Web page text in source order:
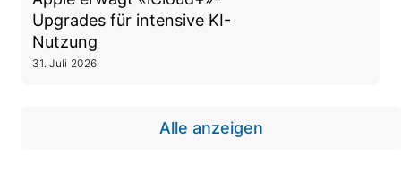
Upgrades für intensive KI-
Nutzung
31. Juli 2026
Alle anzeigen